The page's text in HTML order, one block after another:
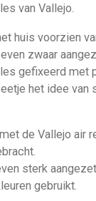
van Vallejo.
huis voorzien
zwaar
gefixeerd met
het idee van
de Vallejo air
sterk
gebruikt.